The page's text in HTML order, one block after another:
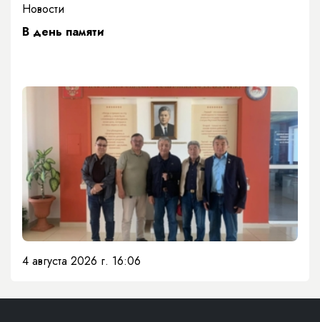
Новости
​В день памяти
4 августа 2026 г. 16:06